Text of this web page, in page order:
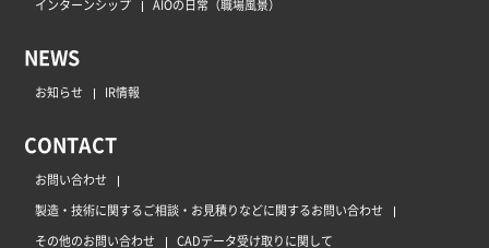
インターンシップ
AIOの日常（職場風景）
NEWS
お知らせ IR情報
CONTACT
お問い合わせ
製造・技術に関するご相談・お見積りなどに関するお問い合わせ
その他のお問い合わせ
CADデータ受け取りに関して